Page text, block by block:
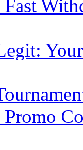
Fast
Promo